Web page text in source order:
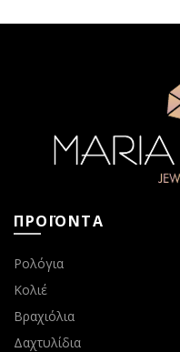
ΠΡΟΪΟΝΤΑ
Ρολόγια
Κολιέ
Βραχιόλια
Δαχτυλίδια